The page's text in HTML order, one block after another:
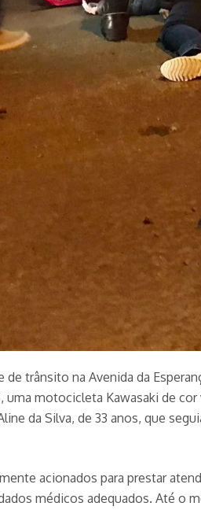
trânsito na Avenida da
uma motocicleta Kawasaki de
da Silva, de 33 anos, que
acionados para prestar
médicos adequados. Até